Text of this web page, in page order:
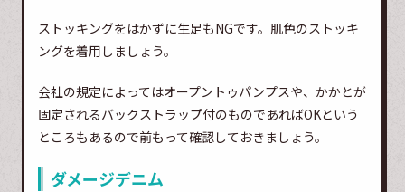
ストッキングをはかずに生足もNGです。肌色のストッキ
ングを着用しましょう。
会社の規定によってはオープントゥパンプスや、かかとが
固定されるバックストラップ付のものであればOKという
ところもあるので前もって確認しておきましょう。
ダメージデニム